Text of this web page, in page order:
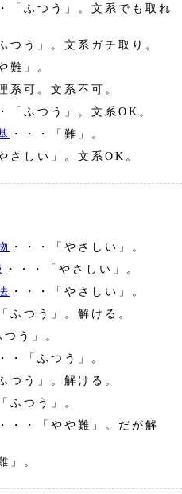
「ふつう」。文系でも取れ
つう」。文系ガチ取り。
難」。
系可。文系不可。
「ふつう」。文系OK。
・・・「難」。
さしい」。文系OK。
・・・「やさしい」。
・・・「やさしい」。
・・・「やさしい」。
ふつう」。解ける。
つう」。
・「ふつう」。
つう」。解ける。
ふつう」。
・・・「やや難」。だが解
」。